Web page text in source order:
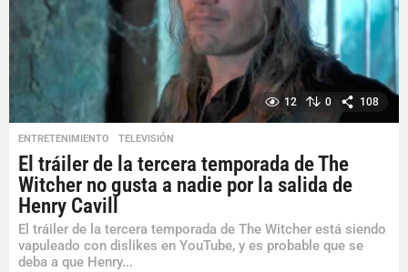
o
12 0 108
ENTRETENIMIENTO ,TELEVISIÓN
El tráiler de la tercera temporada de The
Witcher no gusta a nadie por la salida de
Henry Cavill
El tráiler de la tercera temporada de The Witcher está siendo
vapuleado con dislikes en YouTube, y es probable que se
deba a que Henry...